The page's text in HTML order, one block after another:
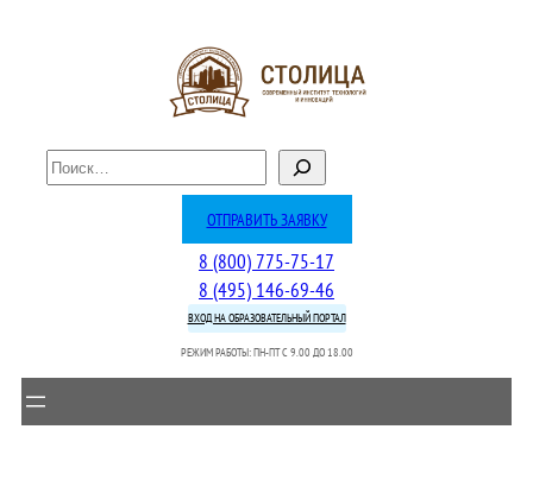
П
о
ОТПРАВИТЬ ЗАЯВКУ
8 (800) 775-75-17
8 (495) 146-69-46
ВХОД НА ОБРАЗОВАТЕЛЬНЫЙ ПОРТАЛ
РЕЖИМ РАБОТЫ: ПН-ПТ C 9.00 ДО 18.00